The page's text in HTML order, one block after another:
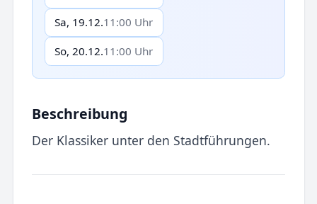
Sa, 19.12.11:00 Uhr
So, 20.12.11:00 Uhr
Beschreibung
Der Klassiker unter den Stadtführungen.